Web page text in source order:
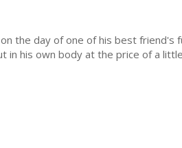
the day of one of his best friend's
in his own body at the price of a